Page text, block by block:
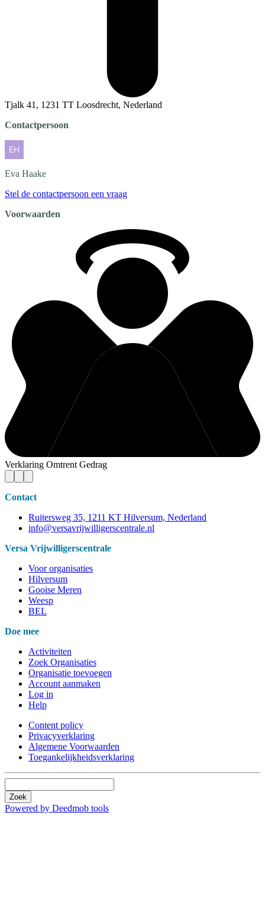
Tjalk 41, 1231 TT Loosdrecht, Nederland
Contactpersoon
Eva Haake
Stel de contactpersoon een vraag
Voorwaarden
Verklaring Omtrent Gedrag
Contact
Ruitersweg 35, 1211 KT Hilversum, Nederland
info@versavrijwilligerscentrale.nl
Versa Vrijwilligerscentrale
Voor organisaties
Hilversum
Gooise Meren
Weesp
BEL
Doe mee
Activiteiten
Zoek Organisaties
Organisatie toevoegen
Account aanmaken
Log in
Help
Content policy
Privacyverklaring
Algemene Voorwaarden
Toegankelijkheidsverklaring
Zoek
Powered by Deedmob tools